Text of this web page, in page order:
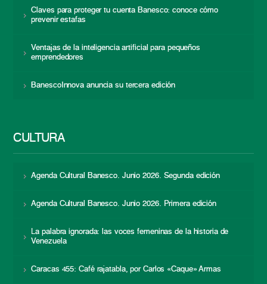
Claves para proteger tu cuenta Banesco: conoce cómo
prevenir estafas
Ventajas de la inteligencia artificial para pequeños
emprendedores
BanescoInnova anuncia su tercera edición
CULTURA
Agenda Cultural Banesco. Junio 2026. Segunda edición
Agenda Cultural Banesco. Junio 2026. Primera edición
La palabra ignorada: las voces femeninas de la historia de
Venezuela
Caracas 455: Café rajatabla, por Carlos «Caque» Armas